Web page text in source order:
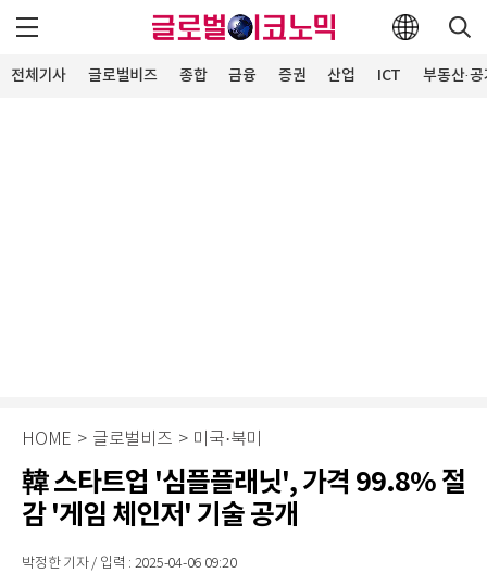
전체기사 글로벌비즈 종합 금융 증권 산업 ICT 부동산·
HOME > 글로벌비즈 > 미국·북미
韓 스타트업 '심플플래닛', 가격 99.8% 절
감 '게임 체인저' 기술 공개
박정한 기자 / 입력 : 2025-04-06 09:20